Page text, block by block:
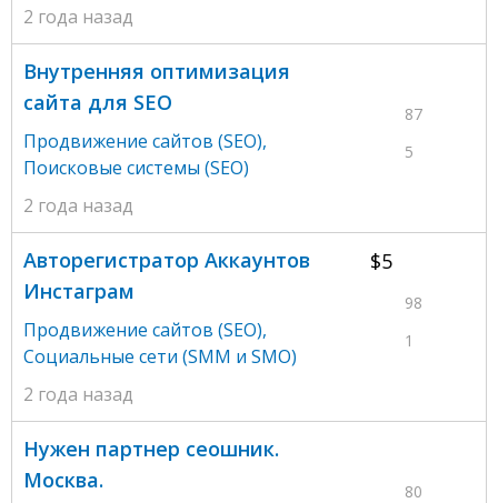
2 года назад
87
5
Внутренняя оптимизация
сайта для SEO
Продвижение сайтов (SEO),
Поисковые системы (SEO)
2 года назад
$5
98
1
Авторегистратор Аккаунтов
Инстаграм
Продвижение сайтов (SEO),
Социальные сети (SMM и SMO)
2 года назад
80
Нужен партнер сеошник.
Москва.